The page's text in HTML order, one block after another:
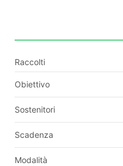
Raccolti
Obiettivo
Sostenitori
Scadenza
Modalità